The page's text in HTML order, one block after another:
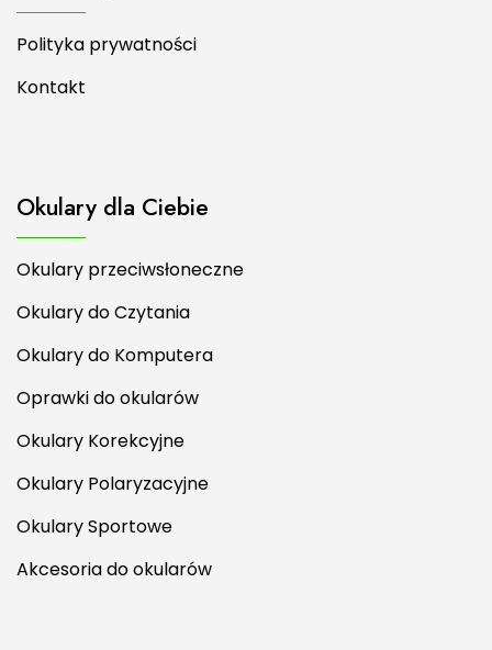
Polityka prywatności
Kontakt
Okulary dla Ciebie
Okulary przeciwsłoneczne
Okulary do Czytania
Okulary do Komputera
Oprawki do okularów
Okulary Korekcyjne
Okulary Polaryzacyjne
Okulary Sportowe
Akcesoria do okularów